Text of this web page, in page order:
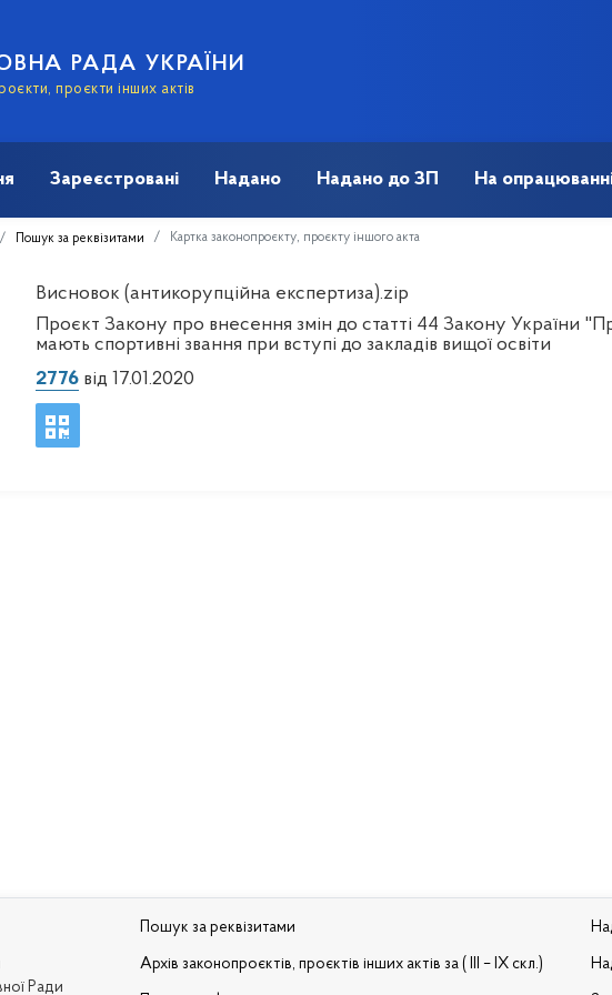
РАДА УКРАЇНИ
проєкти інших актів
Зареєстровані Надано Надано до ЗП На
Пошук за реквізитами Картка законопроєкту, проєкту іншого акта
Висновок (антикорупційна експертиза).zip
Проєкт Закону про внесення змін до статті 44 Закону України
мають спортивні звання при вступі до закладів вищої освіти
2776від 17.01.2020
Ради
Пошук за реквізитами
Архів законопроєктів, проєктів інших актів за ( III – IX скл.)